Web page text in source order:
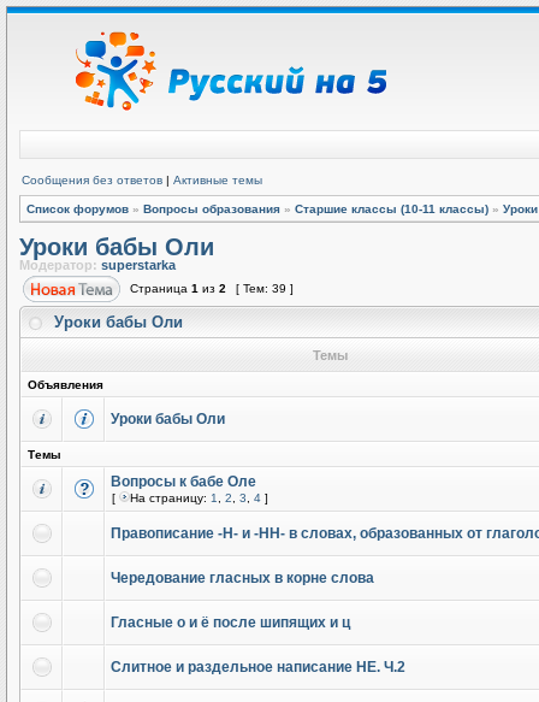
Сообщения без ответов | Активные темы
Список форумов » Вопросы образования » Старшие классы (10-11 классы) »
Уроки бабы Оли
Модератор: superstarka
Страница 1 из 2 [ Тем: 39 ]
Уроки бабы Оли
Темы
Объявления
Уроки бабы Оли
Темы
Вопросы к бабе Оле
[ На страницу: 1 2 3 4 ]
Правописание -Н- и -НН- в словах, образованных от
Чередование гласных в корне слова
Гласные о и ё после шипящих и ц
Слитное и раздельное написание НЕ. Ч.2